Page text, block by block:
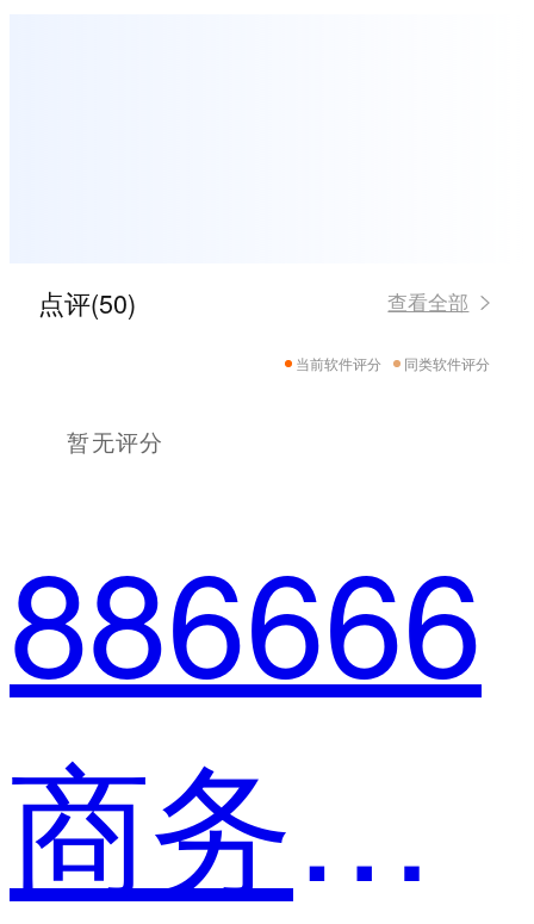
点评(50) 查看全部
当前软件评分 同类软件评分
暂无评分
886666
商务主管